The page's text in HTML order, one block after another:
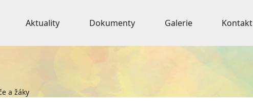
Aktuality Dokumenty Galerie Kontakt
a žáky